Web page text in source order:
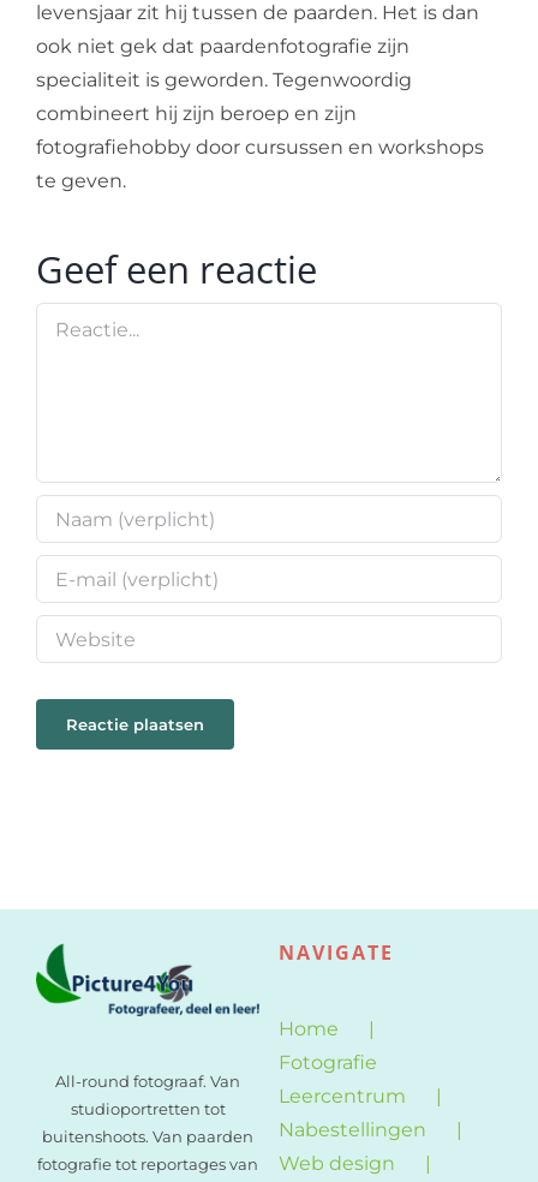
levensjaar zit hij tussen de paarden. Het is dan
ook niet gek dat paardenfotografie zijn
specialiteit is geworden. Tegenwoordig
combineert hij zijn beroep en zijn
fotografiehobby door cursussen en workshops
te geven.
Geef een reactie
Reactie
All-round fotograaf. Van
studioportretten tot
buitenshoots. Van paarden
fotografie tot reportages van
NAVIGATE
Home
Fotografie
Leercentrum
Nabestellingen
Web design